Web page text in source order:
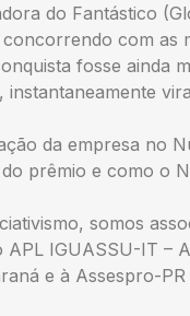
do Fantástico
com as
fosse ainda
da empresa no
prêmio e como o
somos
APL IGUASSU-IT –
e à Assespro-